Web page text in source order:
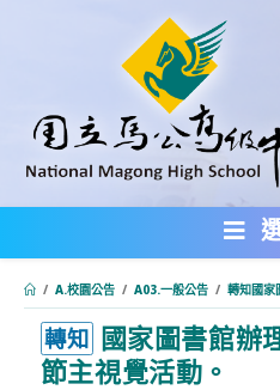
內
/ A.校園公告 / A03.一般公告 / 轉知國家
轉知 國家圖書館辦
節主視覺活動。